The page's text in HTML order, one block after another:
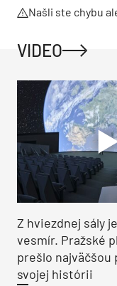
Našli ste chybu
VIDEO
Z hviezdnej sály
vesmír. Pražské
prešlo najväčšou
svojej histórii